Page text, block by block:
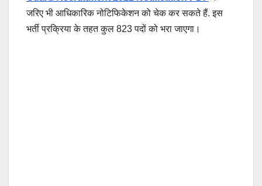
जरिए भी आधिकारिक नोटिफिकेशन को चेक कर सकते हैं. इस
भर्ती प्रक्रिया के तहत कुल 823 पदों को भरा जाएगा।